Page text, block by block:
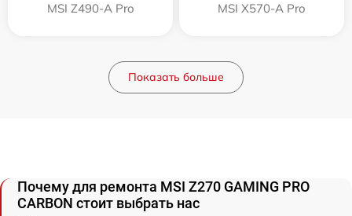
MSI Z490-A Pro MSI X570-A Pro
Показать больше
Почему для ремонта MSI Z270 GAMING PRO
CARBON стоит выбрать нас